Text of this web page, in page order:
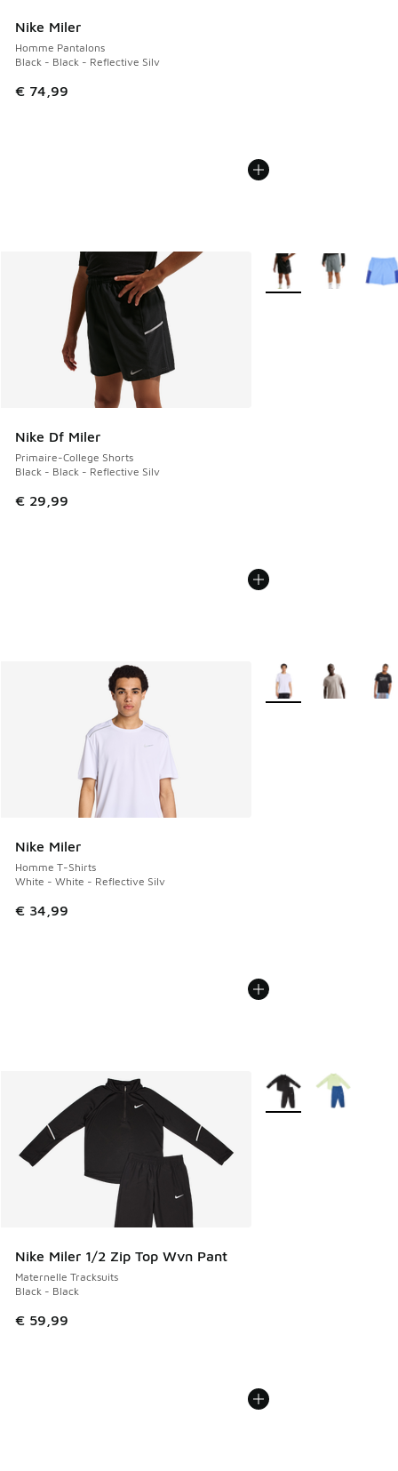
Nike Miler
Homme Pantalons
Black - Black - Reflective Silv
€ 74,99
Nike Df Miler
Primaire-College Shorts
Black - Black - Reflective Silv
€ 29,99
Plus de couleurs
Nike Miler
Homme T-Shirts
White - White - Reflective Silv
€ 34,99
Plus de couleurs
Nike Miler 1/2 Zip Top Wvn Pant
Maternelle Tracksuits
Black - Black
€ 59,99
Plus de couleurs